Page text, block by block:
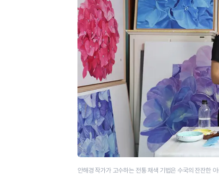
안해경 작가가 고수하는 전통 채색 기법은 수국의 잔잔한